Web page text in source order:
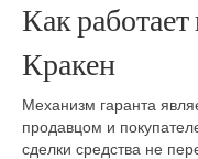
Как работает
Кракен
Механизм гаранта
продавцом и
сделки средства не